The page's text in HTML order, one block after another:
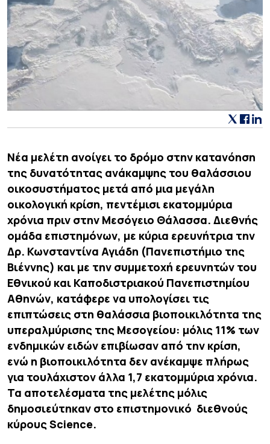
Νέα μελέτη ανοίγει το δρόμο στην κατανόηση
της δυνατότητας ανάκαμψης του θαλάσσιου
οικοσυστήματος μετά από μια μεγάλη
οικολογική κρίση, πεντέμισι εκατομμύρια
χρόνια πριν στην Μεσόγειο Θάλασσα. Διεθνής
ομάδα επιστημόνων, με κύρια ερευνήτρια την
Δρ. Κωνσταντίνα Αγιάδη (Πανεπιστήμιο της
Βιέννης) και με την συμμετοχή ερευνητών του
Εθνικού και Καποδιστριακού Πανεπιστημίου
Αθηνών, κατάφερε να υπολογίσει τις
επιπτώσεις στη θαλάσσια βιοποικιλότητα της
υπεραλμύρισης της Μεσογείου: μόλις 11% των
ενδημικών ειδών επιβίωσαν από την κρίση,
ενώ η βιοποικιλότητα δεν ανέκαμψε πλήρως
για τουλάχιστον άλλα 1,7 εκατομμύρια χρόνια.
Τα αποτελέσματα της μελέτης μόλις
δημοσιεύτηκαν στο επιστημονικό διεθνούς
κύρους Science.